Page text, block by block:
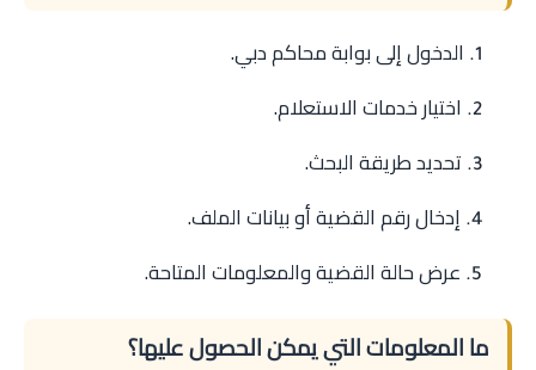
الدخول إلى بوابة محاكم دبي.
اختيار خدمات الاستعلام.
تحديد طريقة البحث.
إدخال رقم القضية أو بيانات الملف.
عرض حالة القضية والمعلومات المتاحة.
ما المعلومات التي يمكن الحصول عليها؟